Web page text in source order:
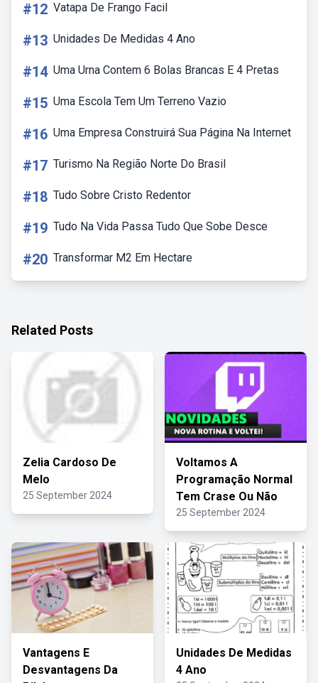
#12 Vatapa De Frango Facil
#13 Unidades De Medidas 4 Ano
#14 Uma Urna Contem 6 Bolas Brancas E 4 Pretas
#15 Uma Escola Tem Um Terreno Vazio
#16 Uma Empresa Construirá Sua Página Na Internet
#17 Turismo Na Região Norte Do Brasil
#18 Tudo Sobre Cristo Redentor
#19 Tudo Na Vida Passa Tudo Que Sobe Desce
#20 Transformar M2 Em Hectare
Related Posts
Zelia Cardoso De
Melo
25 September 2024
Voltamos A
Programação Normal
Tem Crase Ou Não
25 September 2024
Vantagens E
Desvantagens Da
Unidades De Medidas
4 Ano